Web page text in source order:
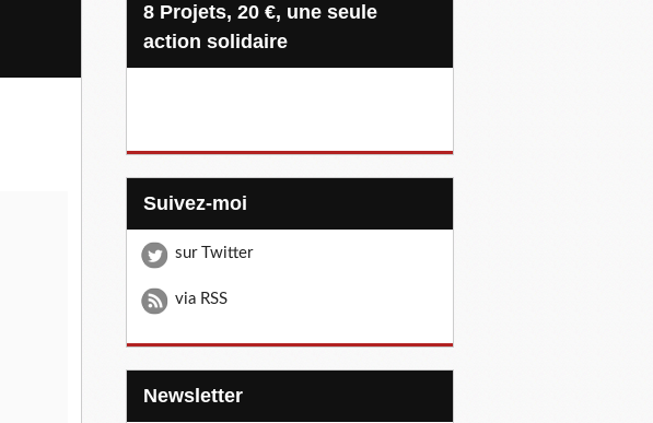
8 Projets, 20 €, une seule
action solidaire
Suivez-moi
sur Twitter
via RSS
Newsletter